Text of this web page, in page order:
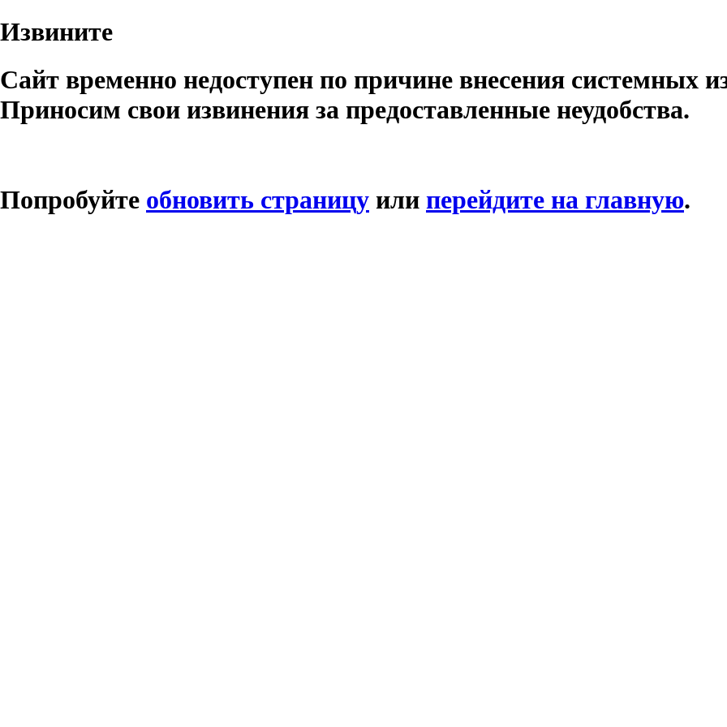
Извините
Сайт временно недоступен по причине внесения системных
Приносим свои извинения за предоставленные неудобства.
Попробуйте обновить страницу или перейдите на главную.